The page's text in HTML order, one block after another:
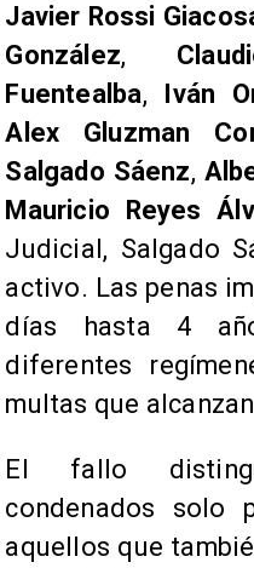
Javier Rossi
González,
Fuentealba, Iván
Alex Gluzman
Salgado Sáenz,
Mauricio Reyes
Judicial, Salgado
activo. Las penas
días hasta 4
diferentes
multas que
El fallo
condenados solo
aquellos que